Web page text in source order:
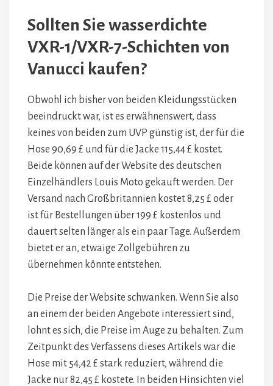
Sollten Sie wasserdichte
VXR-1/VXR-7-Schichten von
Vanucci kaufen?
Obwohl ich bisher von beiden Kleidungsstücken
beeindruckt war, ist es erwähnenswert, dass
keines von beiden zum UVP günstig ist, der für die
Hose 90,69 £ und für die Jacke 115,44 £ kostet.
Beide können auf der Website des deutschen
Einzelhändlers Louis Moto gekauft werden. Der
Versand nach Großbritannien kostet 8,25 £ oder
ist für Bestellungen über 199 £ kostenlos und
dauert selten länger als ein paar Tage. Außerdem
bietet er an, etwaige Zollgebühren zu
übernehmen könnte entstehen.
Die Preise der Website schwanken. Wenn Sie also
an einem der beiden Angebote interessiert sind,
lohnt es sich, die Preise im Auge zu behalten. Zum
Zeitpunkt des Verfassens dieses Artikels war die
Hose mit 54,42 £ stark reduziert, während die
Jacke nur 82,45 £ kostete. In beiden Hinsichten viel